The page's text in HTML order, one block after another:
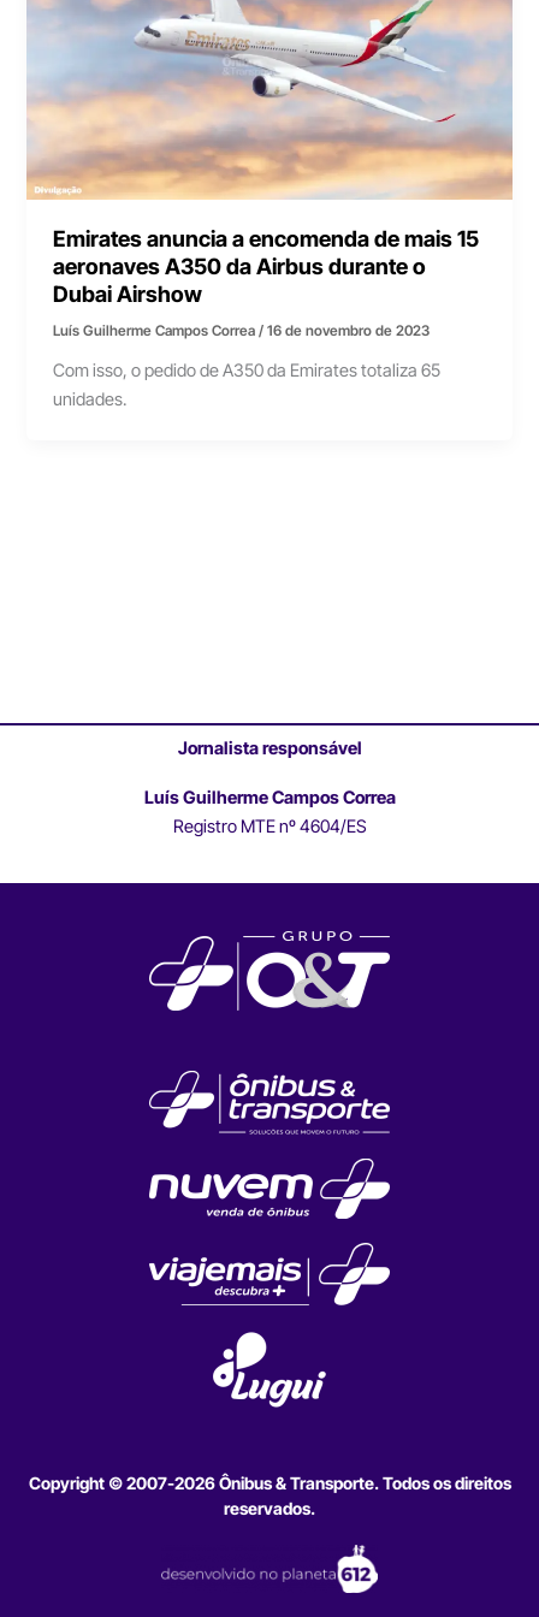
Emirates anuncia a encomenda de mais 15
aeronaves A350 da Airbus durante o
Dubai Airshow
Luís Guilherme Campos Correa/16 de novembro de 2023
Com isso, o pedido de A350 da Emirates totaliza 65
unidades.
Jornalista responsável
Luís Guilherme Campos Correa
Registro MTE nº 4604/ES
Copyright © 2007-2026 Ônibus & Transporte. Todos os direitos
reservados.